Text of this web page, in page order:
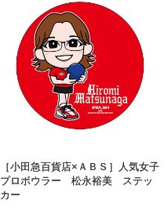
［小田急百貨店×ＡＢＳ］人気女子
プロボウラー 松永裕美 ステッ
カー